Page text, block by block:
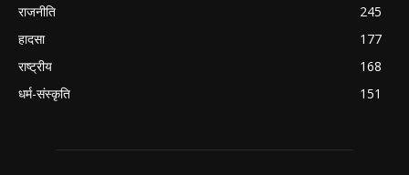
राजनीति
245
हादसा
177
राष्ट्रीय
168
धर्म-संस्कृति
151